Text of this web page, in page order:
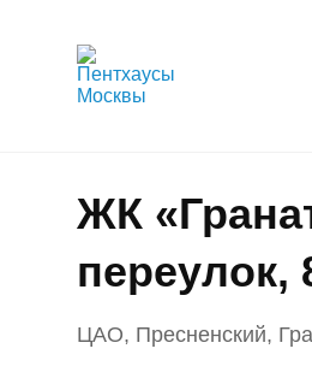
ЖК
переулок,
ЦАО, Пресненский,